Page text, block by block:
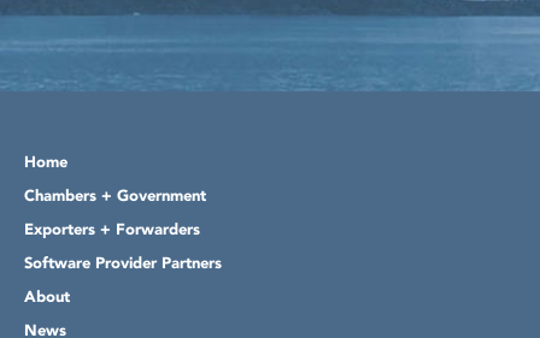
Home
Chambers + Government
Exporters + Forwarders
Software Provider Partners
About
News